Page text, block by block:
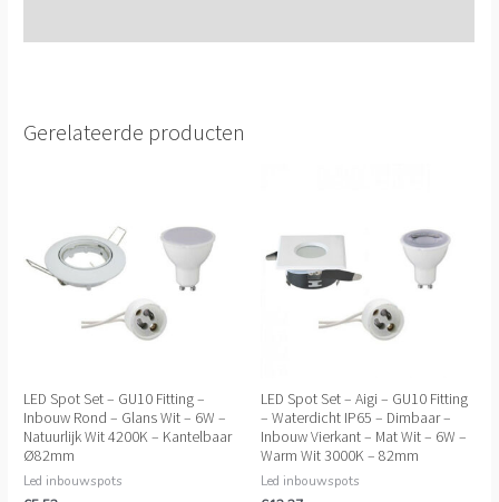
Gerelateerde producten
LED Spot Set – GU10 Fitting –
Inbouw Rond – Glans Wit – 6W –
Natuurlijk Wit 4200K – Kantelbaar
Ø82mm
Led inbouwspots
LED Spot Set – Aigi – GU10 Fitting
– Waterdicht IP65 – Dimbaar –
Inbouw Vierkant – Mat Wit – 6W –
Warm Wit 3000K – 82mm
Led inbouwspots